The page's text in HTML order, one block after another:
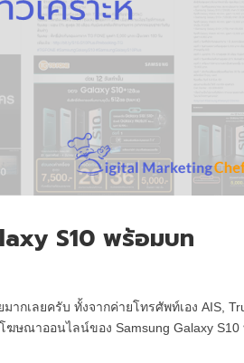
S10 พร้อมบท
กเลยครับ ทั้งจากค่ายโทรศัพท์เอง AIS,
ษณาออนไลน์ของ Samsung Galaxy S10